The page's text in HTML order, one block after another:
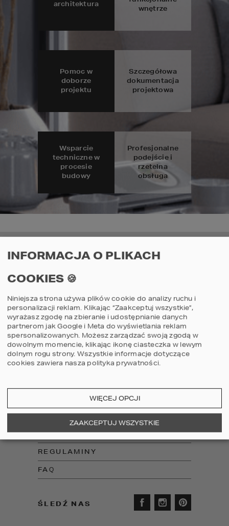
architektura
wnętrze
Pomoc w
doborze
projektu
Szczegółowa
dokumentacja
projektowa
Wsparcie
techniczne w
procesie
budowy
Profesjonalne
podejście i
rzetelna
obsługa
PROJEKTY DOMÓW
O NAS
OFERTA DLA DEWELOPERA
REGULAMINY
FAQ
Poniedziałek - Piątek: 8:00 - 17:00
Sobota: nieczynne
KONTAKT
E-mail: studio@homekoncept.pl
tel. (+48) 606 228 556
ul. Grzegórzecka 67F/1
ŚLEDŹ NAS
INFORMACJA O PLIKACH
COOKIES 🍪
Niniejsza strona używa plików cookie do analizy ruchu i
personalizacji reklam. Klikając “Zaakceptuj wszystkie”,
wyrażasz zgodę na zbieranie i udostępnianie danych
partnerom jak Google i Meta do wyświetlania reklam
spersonalizowanych. Możesz zarządzać swoją zgodą w
dowolnym momencie, klikając ikonę ciasteczka w lewym
dolnym rogu strony. Wszystkie informacje dotyczące
cookies zawiera nasza polityka prywatności.
WIĘCEJ OPCJI
ZAAKCEPTUJ WSZYSTKIE